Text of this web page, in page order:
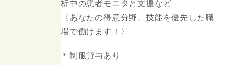
析中の患者モニタと支援など
〈あなたの得意分野、技能を優先した職
場で働けます！〉
＊制服貸与あり